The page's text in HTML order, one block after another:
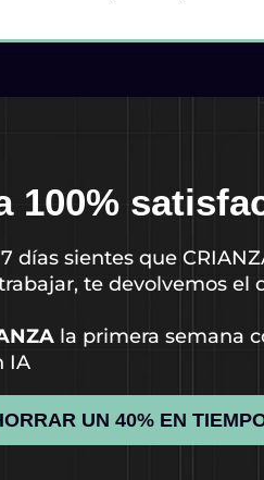
100%
días sientes que
te devolvemos el
la primera semana
IA
UN 40% EN